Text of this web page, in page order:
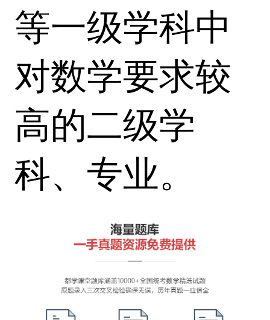
等一级学科中
对数学要求较
高的二级学
科、专业。